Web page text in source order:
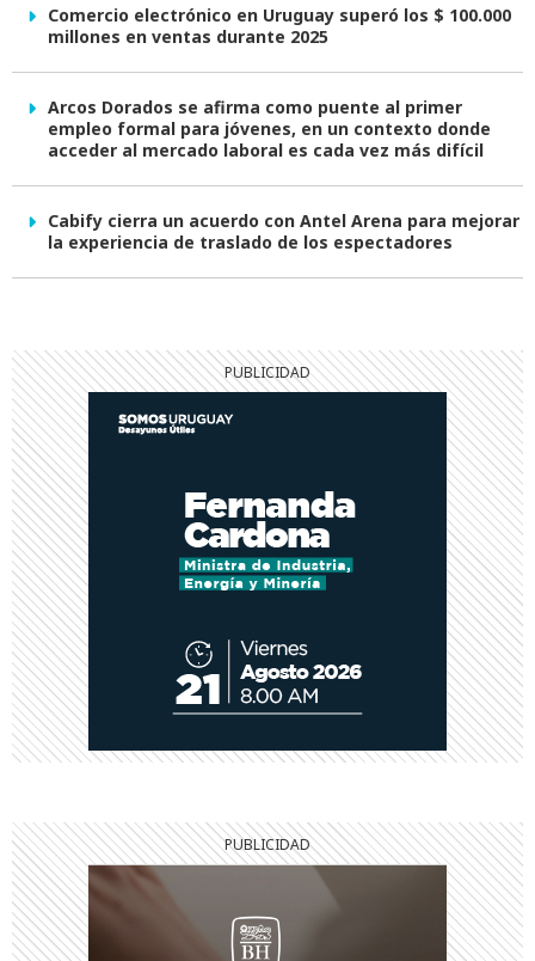
Comercio electrónico en Uruguay superó los $ 100.000
millones en ventas durante 2025
Arcos Dorados se afirma como puente al primer
empleo formal para jóvenes, en un contexto donde
acceder al mercado laboral es cada vez más difícil
Cabify cierra un acuerdo con Antel Arena para mejorar
la experiencia de traslado de los espectadores